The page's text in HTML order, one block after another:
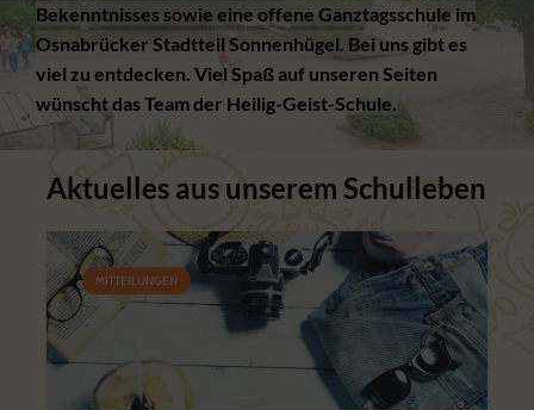
Bekenntnisses sowie eine offene Ganztagsschule im
Osnabrücker Stadtteil Sonnenhügel. Bei uns gibt es
viel zu entdecken. Viel Spaß auf unseren Seiten
wünscht das Team der Heilig-Geist-Schule.
Aktuelles aus unserem Schulleben
MITTEILUNGEN